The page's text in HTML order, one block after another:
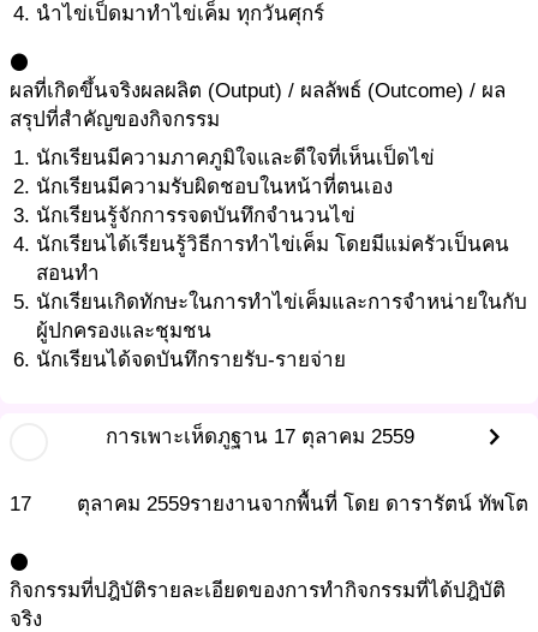
นำไข่เป็ดมาทำไข่เค็ม ทุกวันศุกร์
circle
ผลที่เกิดขึ้นจริงผลผลิต (Output) / ผลลัพธ์ (Outcome) / ผล
สรุปที่สำคัญของกิจกรรม
นักเรียนมีความภาคภูมิใจและดีใจที่เห็นเป็ดไข่
นักเรียนมีความรับผิดชอบในหน้าที่ตนเอง
นักเรียนรู้จักการรจดบันทึกจำนวนไข่
นักเรียนได้เรียนรู้วิธีการทำไข่เค็ม โดยมีแม่ครัวเป็นคน
สอนทำ
นักเรียนเกิดทักษะในการทำไข่เค็มและการจำหน่ายในกับ
ผู้ปกครองและชุมชน
นักเรียนได้จดบันทึกรายรับ-รายจ่าย
การเพาะเห็ดภูฐาน 17 ตุลาคม 2559 chevron_right
17 ตุลาคม 2559รายงานจากพื้นที่ โดย ดารารัตน์ ทัพโต
circle
กิจกรรมที่ปฎิบัติรายละเอียดของการทำกิจกรรมที่ได้ปฎิบัติ
จริง